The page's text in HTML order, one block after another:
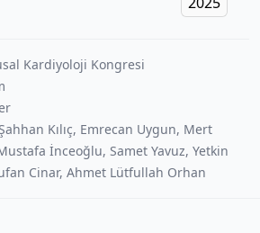
Kardiyoloji Kongresi
Kılıç, Emrecan Uygun, Mert
İnceoğlu, Samet Yavuz, Yetkin
Cinar, Ahmet Lütfullah Orhan